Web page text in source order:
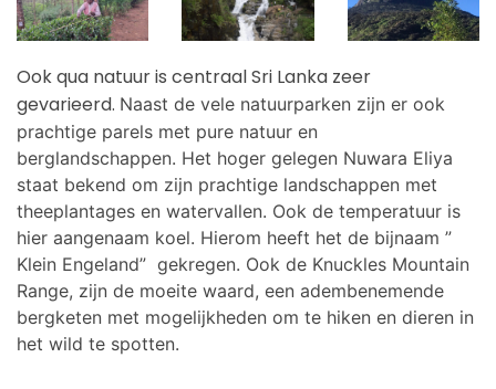
Ook qua natuur is centraal Sri Lanka zeer
gevarieerd. Naast de vele natuurparken zijn er ook
prachtige parels met pure natuur en
berglandschappen. Het hoger gelegen Nuwara Eliya
staat bekend om zijn prachtige landschappen met
theeplantages en watervallen. Ook de temperatuur is
hier aangenaam koel. Hierom heeft het de bijnaam ”
Klein Engeland” gekregen. Ook de Knuckles Mountain
Range, zijn de moeite waard, een adembenemende
bergketen met mogelijkheden om te hiken en dieren in
het wild te spotten.